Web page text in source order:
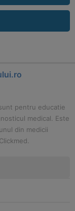
pentru educatie
medical. Este
din medicii